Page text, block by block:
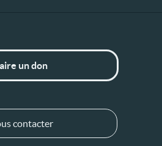
un don
contacter